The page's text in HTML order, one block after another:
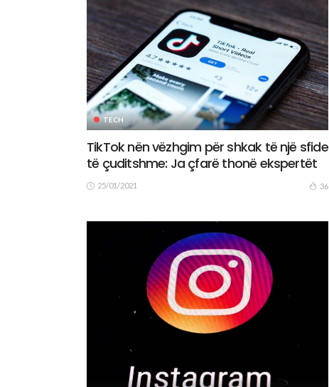
TECH
TikTok nën vëzhgim për shkak të një sfide
të çuditshme: Ja çfarë thonë ekspertët
25/01/2021 36